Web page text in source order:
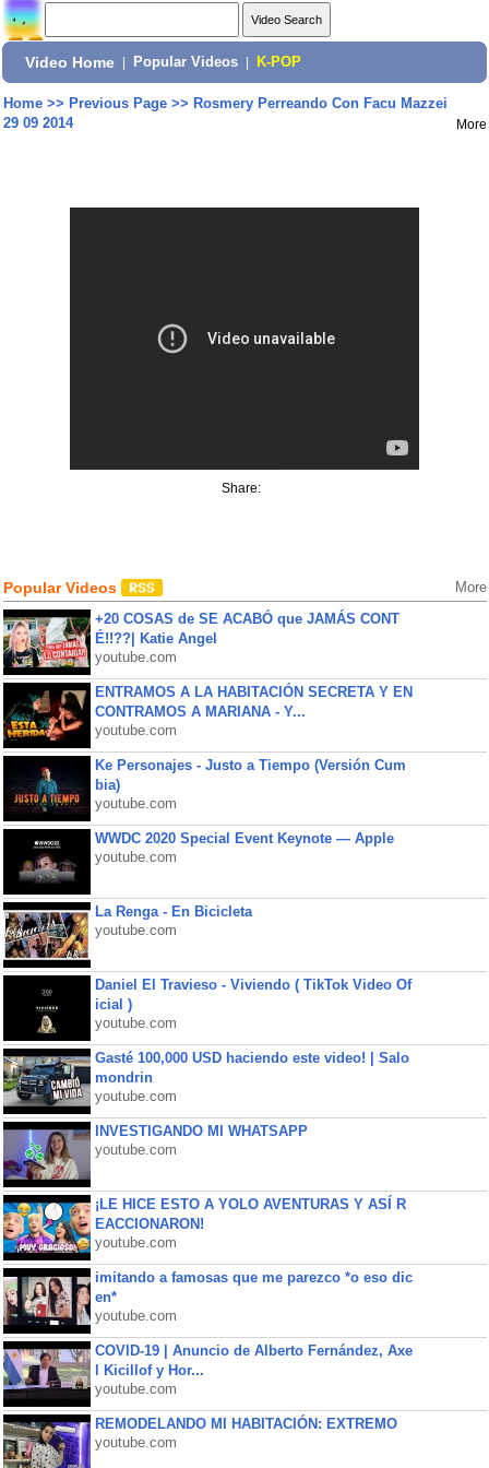
Video Home Popular Videos K-POP
Home>> Previous Page>> Rosmery Perreando Con Facu Mazzei
29 09 2014
More
Share:
Popular Videos More
+20 COSAS de SE ACABÓ que JAMÁS CONT
É!!??| Katie Angel
youtube.com
ENTRAMOS A LA HABITACIÓN SECRETA Y EN
CONTRAMOS A MARIANA - Y...
youtube.com
Ke Personajes - Justo a Tiempo (Versión Cum
bia)
youtube.com
WWDC 2020 Special Event Keynote — Apple
youtube.com
La Renga - En Bicicleta
youtube.com
Daniel El Travieso - Viviendo ( TikTok Video Of
icial )
youtube.com
Gasté 100,000 USD haciendo este video! | Salo
mondrin
youtube.com
INVESTIGANDO MI WHATSAPP
youtube.com
¡LE HICE ESTO A YOLO AVENTURAS Y ASÍ R
EACCIONARON!
youtube.com
imitando a famosas que me parezco *o eso dic
en*
youtube.com
COVID-19 | Anuncio de Alberto Fernández, Axe
l Kicillof y Hor...
youtube.com
REMODELANDO MI HABITACIÓN: EXTREMO
youtube.com